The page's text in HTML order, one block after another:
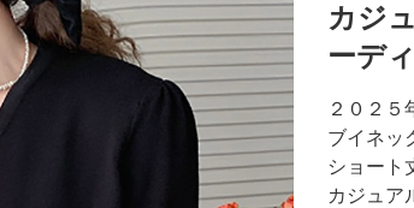
カジ
ーデ
２０２５
ブイネッ
ショート
カジュア